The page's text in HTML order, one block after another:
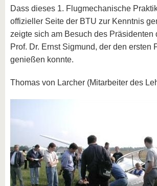
Dass dieses 1. Flugmechanische
offizieller Seite der BTU zur Kenntnis
zeigte sich am Besuch des Präsidenten
Prof. Dr. Ernst Sigmund, der den ersten
genießen konnte.
Thomas von Larcher (Mitarbeiter des